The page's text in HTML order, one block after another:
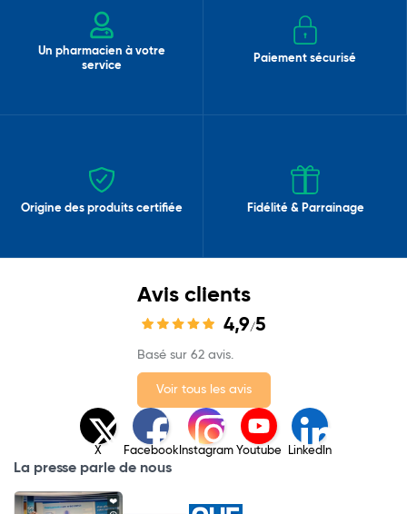
Un pharmacien à votre
service
Paiement sécurisé
Origine des produits certifiée Fidélité & Parrainage
Avis clients
4,9/5
Basé sur 62 avis.
Voir tous les avis
X Facebook Instagram Youtube LinkedIn
La presse parle de nous